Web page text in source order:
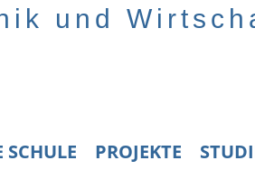
und
SCHULE PROJEKTE